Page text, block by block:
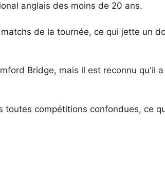
anglais des moins de 20 ans.
de la tournée, ce qui jette un
Bridge, mais il est reconnu qu'il
compétitions confondues, ce